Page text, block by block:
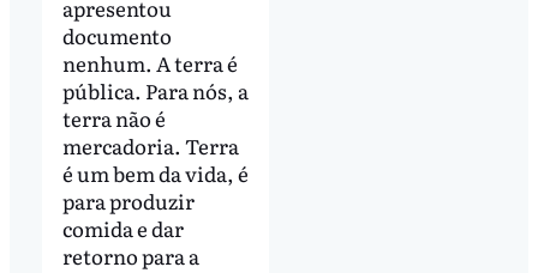
apresentou
documento
nenhum. A terra é
pública. Para nós, a
terra não é
mercadoria. Terra
é um bem da vida, é
para produzir
comida e dar
retorno para a